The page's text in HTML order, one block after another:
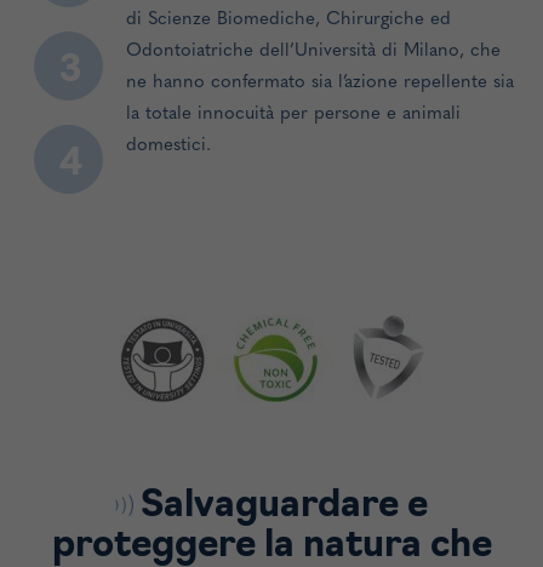
di Scienze Biomediche, Chirurgiche ed
Odontoiatriche dell’Università di Milano, che
ne hanno confermato sia l’azione repellente sia
la totale innocuità per persone e animali
domestici.
Salvaguardare e
proteggere la natura che